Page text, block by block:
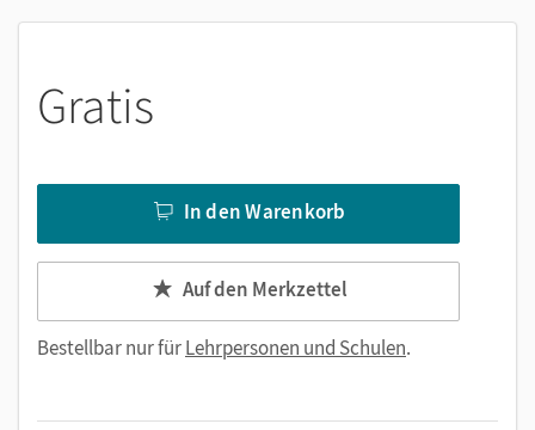
Gratis
In den Warenkorb
Auf den Merkzettel
Bestellbar nur fürLehrpersonen und Schulen.